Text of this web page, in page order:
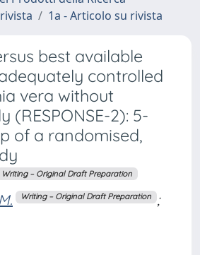
1a - Articolo su rivista
best available
controlled
vera without
(RESPONSE-2): 5-
of a randomised,
Writing – Original Draft Preparation
Writing – Original Draft Preparation ;